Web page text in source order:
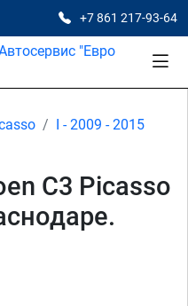
+7 861 217-93-64
I - 2009 - 2015
C3 Picasso